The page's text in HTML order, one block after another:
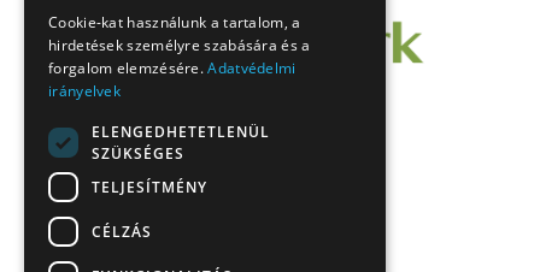
Cookie-kat használunk a tartalom, a
hirdetések személyre szabására és a
forgalom elemzésére.Adatvédelmi
irányelvek
ELENGEDHETETLENÜL
SZÜKSÉGES
TELJESÍTMÉNY
CÉLZÁS